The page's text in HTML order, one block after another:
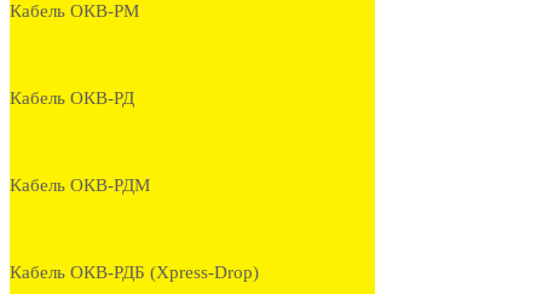
Кабель ОКВ-РМ
Кабель ОКВ-РД
Кабель ОКВ-РДМ
Кабель ОКВ-РДБ (Xpress-Drop)